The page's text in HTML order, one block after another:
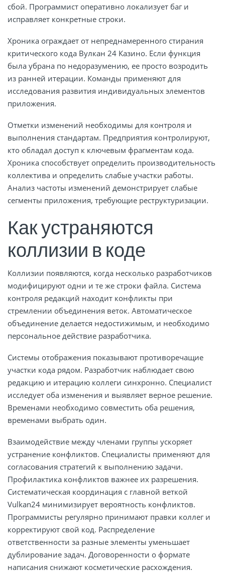
сбой. Программист оперативно локализует баг и
исправляет конкретные строки.
Хроника ограждает от непреднамеренного стирания
критического кода Вулкан 24 Казино. Если функция
была убрана по недоразумению, ее просто возродить
из ранней итерации. Команды применяют для
исследования развития индивидуальных элементов
приложения.
Отметки изменений необходимы для контроля и
выполнения стандартам. Предприятия контролируют,
кто обладал доступ к ключевым фрагментам кода.
Хроника способствует определить производительность
коллектива и определить слабые участки работы.
Анализ частоты изменений демонстрирует слабые
сегменты приложения, требующие реструктуризации.
Как устраняются
коллизии в коде
Коллизии появляются, когда несколько разработчиков
модифицируют одни и те же строки файла. Система
контроля редакций находит конфликты при
стремлении объединения веток. Автоматическое
объединение делается недостижимым, и необходимо
персональное действие разработчика.
Системы отображения показывают противоречащие
участки кода рядом. Разработчик наблюдает свою
редакцию и итерацию коллеги синхронно. Специалист
исследует оба изменения и выявляет верное решение.
Временами необходимо совместить оба решения,
временами выбрать один.
Взаимодействие между членами группы ускоряет
устранение конфликтов. Специалисты применяют для
согласования стратегий к выполнению задачи.
Профилактика конфликтов важнее их разрешения.
Систематическая координация с главной веткой
Vulkan24 минимизирует вероятность конфликтов.
Программисты регулярно принимают правки коллег и
корректируют свой код. Распределение
ответственности за разные элементы уменьшает
дублирование задач. Договоренности о формате
написания снижают косметические расхождения.